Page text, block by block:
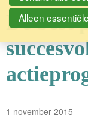
De best
1 november 2015
Alleen